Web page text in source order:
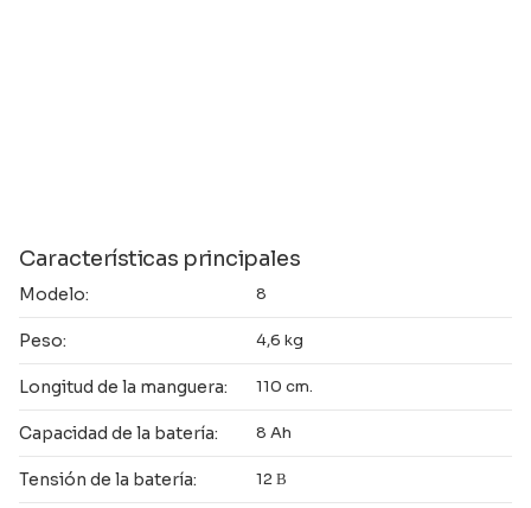
Características principales
Modelo: 8
Peso: 4,6 kg
Longitud de la manguera: 110 cm.
Capacidad de la batería: 8 Ah
Tensión de la batería: 12 В